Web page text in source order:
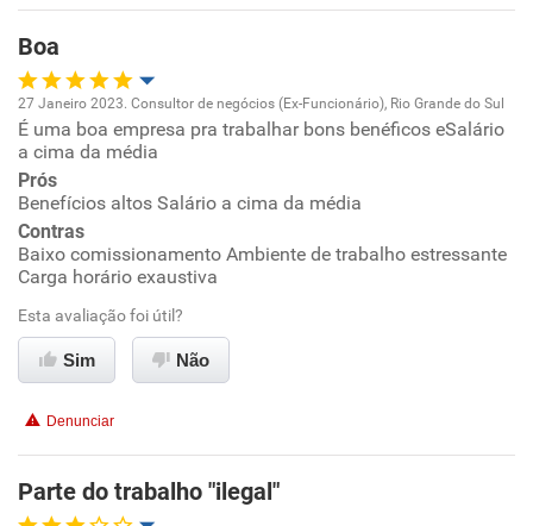
Benefícios
Recomenda esta empresa
Recomenda a diretoria
Boa
Oportunidade de promoção
Ambiente de trabalho
Conciliação com a vida familiar
Benefícios
Recomenda esta empresa
27 Janeiro 2023. Consultor de negócios (Ex-Funcionário), Rio Grande do Sul
É uma boa empresa pra trabalhar bons benéficos eSalário
a cima da média
Prós
Benefícios altos Salário a cima da média
Contras
Baixo comissionamento Ambiente de trabalho estressante
Carga horário exaustiva
Esta avaliação foi útil?
Sim Não
Denunciar
Parte do trabalho "ilegal"